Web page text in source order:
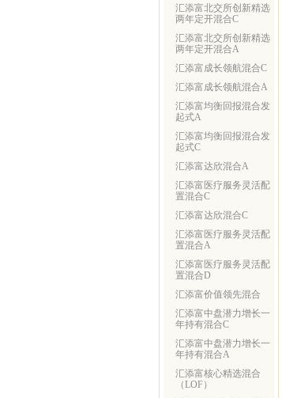
汇添富北交所创新精选
两年定开混合C
汇添富北交所创新精选
两年定开混合A
汇添富成长领航混合C
汇添富成长领航混合A
汇添富均衡回报混合发
起式A
汇添富均衡回报混合发
起式C
汇添富达欣混合A
汇添富医疗服务灵活配
置混合C
汇添富达欣混合C
汇添富医疗服务灵活配
置混合A
汇添富医疗服务灵活配
置混合D
汇添富价值领先混合
汇添富中盘潜力增长一
年持有混合C
汇添富中盘潜力增长一
年持有混合A
汇添富核心精选混合
（LOF）